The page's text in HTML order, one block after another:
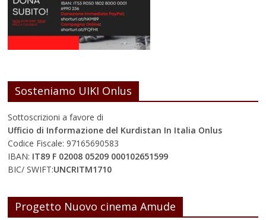
Sosteniamo UIKI Onlus
Sottoscrizioni a favore di
Ufficio di Informazione del Kurdistan In Italia Onlus
Codice Fiscale: 97165690583
IBAN: IT89 F 02008 05209 000102651599
BIC/ SWIFT:UNCRITM1710
Progetto Nuovo cinema Amude